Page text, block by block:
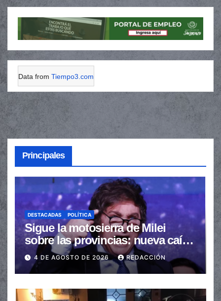
Data from Tiempo3.com
Principales
DESTACADAS POLÍTICA
Sigue la motosierra de Milei
sobre las provincias: nueva caída
de las transferencias no
automáticas
4 DE AGOSTO DE 2026 REDACCIÓN